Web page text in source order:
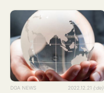
DGA NEWS 2022.12.21 {:de}